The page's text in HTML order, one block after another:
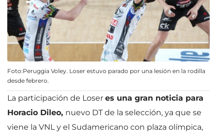
Foto:Peruggia Voley. Loser estuvo parado por una lesión en la rodilla
desde febrero.
La participación de Loser es una gran noticia para
Horacio Dileo, nuevo DT de la selección, ya que se
viene la VNL y el Sudamericano con plaza olímpica,